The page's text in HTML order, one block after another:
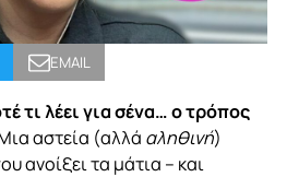
EMAIL
τι λέει για σένα… ο τρόπος
αστεία (αλλά αληθινή)
ανοίξει τα μάτια – και